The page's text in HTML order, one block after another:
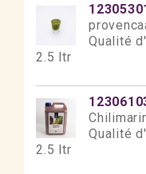
Qualité
2.5 ltr
Qualité
2.5 ltr